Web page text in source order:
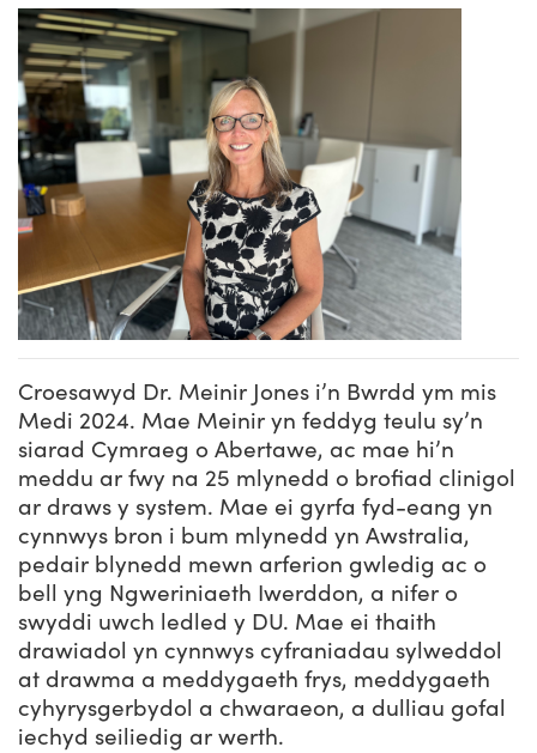
Ein blaenoriaethau
Pam Cymru?
Tystebau
Ymuno â'n tîm
Gwybodaeth y sector
Cyflwyno'r rhaglen
Partneriaethau
Cyfeiriadur Arloesedd
Hyfforddiant a Datblygiad
Cylchlythyrau sector
Adroddiadau ar Wybodaeth y Sector
Prosiectau Arloesi
Straeon Cleifion
Astudiaethau Achos Ysgrifenedig
Fideos Astudiaethau Achos
Cysylltwch
Ein ffurflen ymholiad
Ein cylchlythyr
Cyflwyno astudiaeth achos
Cyflwyno stori newyddion
Digwyddiadau
Newyddion
Blogiau
Croesawyd Dr. Meinir Jones i’n Bwrdd ym mis
Medi 2024. Mae Meinir yn feddyg teulu sy’n
siarad Cymraeg o Abertawe, ac mae hi’n
meddu ar fwy na 25 mlynedd o brofiad clinigol
ar draws y system. Mae ei gyrfa fyd-eang yn
cynnwys bron i bum mlynedd yn Awstralia,
pedair blynedd mewn arferion gwledig ac o
bell yng Ngweriniaeth Iwerddon, a nifer o
swyddi uwch ledled y DU. Mae ei thaith
drawiadol yn cynnwys cyfraniadau sylweddol
at drawma a meddygaeth frys, meddygaeth
cyhyrysgerbydol a chwaraeon, a dulliau gofal
iechyd seiliedig ar werth.